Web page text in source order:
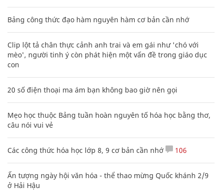
Bảng công thức đạo hàm nguyên hàm cơ bản cần nhớ
Clip lột tả chân thực cảnh anh trai và em gái như 'chó với
mèo', người tinh ý còn phát hiện một vấn đề trong giáo dục
con
20 số điện thoại ma ám bạn không bao giờ nên gọi
Mẹo học thuộc Bảng tuần hoàn nguyên tố hóa học bằng thơ,
câu nói vui vẻ
Các công thức hóa học lớp 8, 9 cơ bản cần nhớ 106
Ấn tượng ngày hội văn hóa - thể thao mừng Quốc khánh 2/9
ở Hải Hậu